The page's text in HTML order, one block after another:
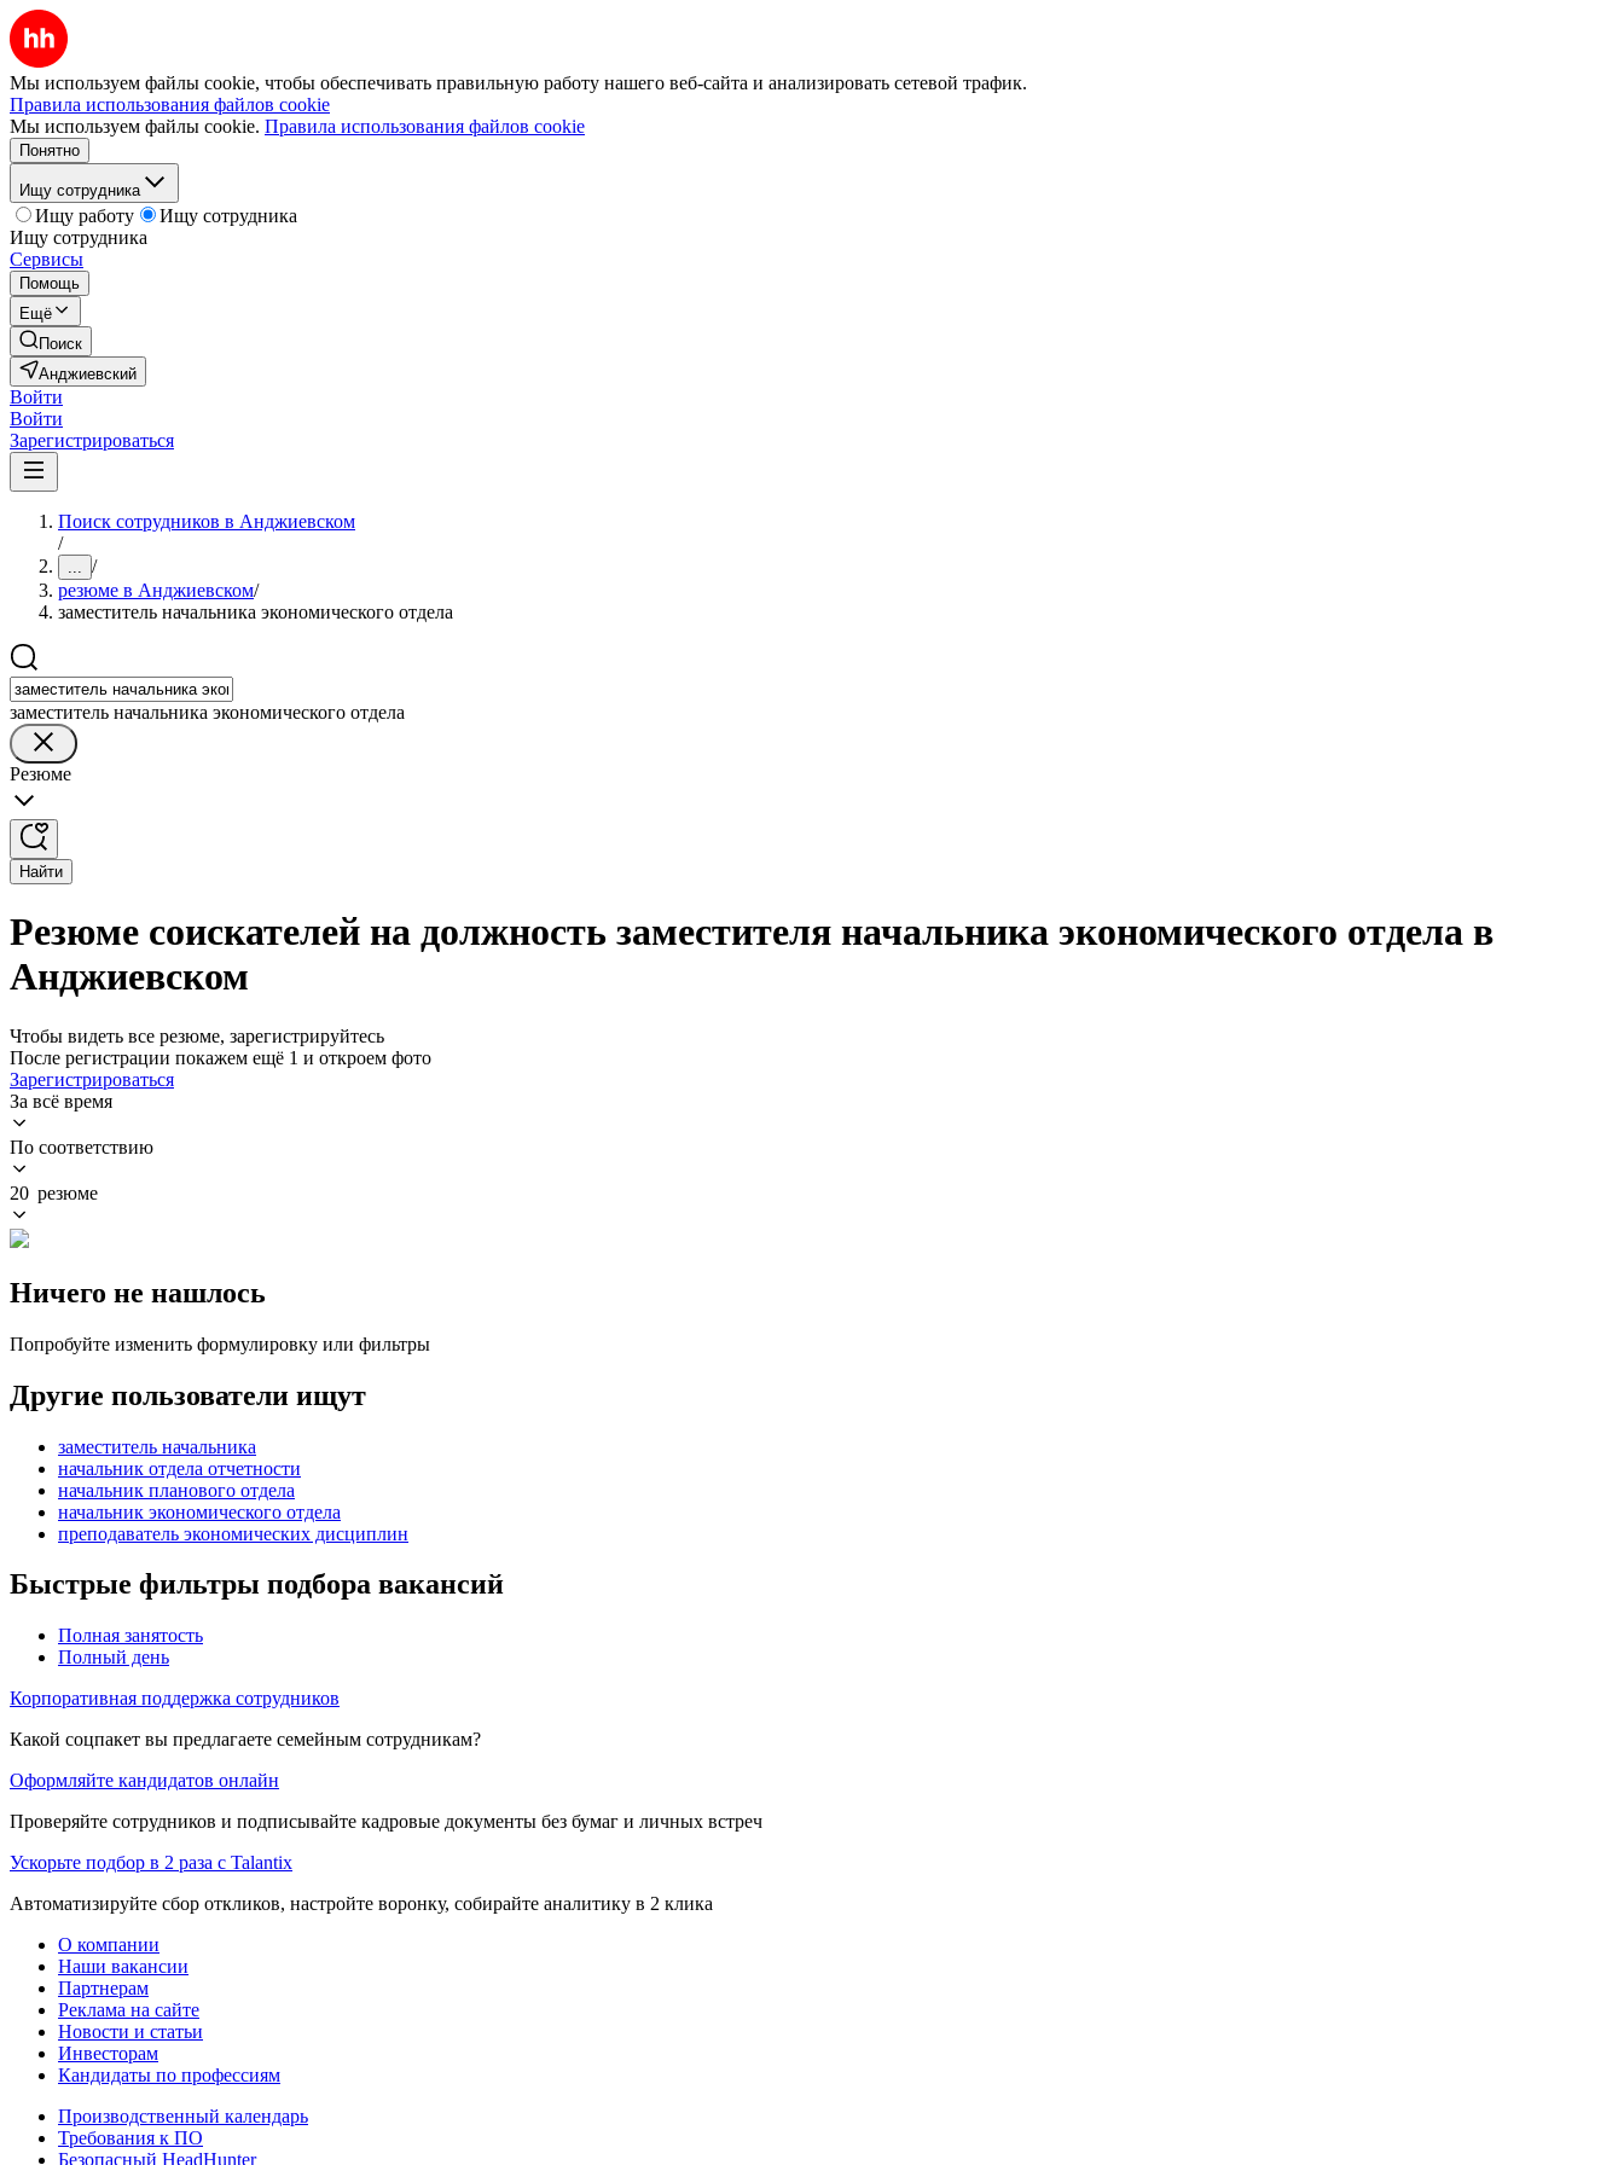
Мы используем файлы cookie, чтобы обеспечивать правильную работу нашего веб-сайта и анализировать сетевой трафик.
Правила использования файлов cookie
Мы используем файлы cookie. Правила использования файлов cookie
Понятно
Ищу сотрудника
Ищу работу
Ищу сотрудника
Ищу сотрудника
Сервисы
Помощь
Ещё
Поиск
Анджиевский
Войти
Войти
Зарегистрироваться
Поиск сотрудников в Анджиевском
/
... /
резюме в Анджиевском/
заместитель начальника экономического отдела
заместитель начальника экономического отдела
Резюме
Найти
Резюме соискателей на должность заместителя начальника экономического отдела в
Анджиевском
Чтобы видеть все резюме, зарегистрируйтесь
После регистрации покажем ещё 1 и откроем фото
Зарегистрироваться
За всё время
По соответствию
20 резюме
Ничего не нашлось
Попробуйте изменить формулировку или фильтры
Другие пользователи ищут
заместитель начальника
начальник отдела отчетности
начальник планового отдела
начальник экономического отдела
преподаватель экономических дисциплин
Быстрые фильтры подбора вакансий
Полная занятость
Полный день
Корпоративная поддержка сотрудников
Какой соцпакет вы предлагаете семейным сотрудникам?
Оформляйте кандидатов онлайн
Проверяйте сотрудников и подписывайте кадровые документы без бумаг и личных встреч
Ускорьте подбор в 2 раза с Talantix
Автоматизируйте сбор откликов, настройте воронку, собирайте аналитику в 2 клика
О компании
Наши вакансии
Партнерам
Реклама на сайте
Новости и статьи
Инвесторам
Кандидаты по профессиям
Производственный календарь
Требования к ПО
Безопасный HeadHunter